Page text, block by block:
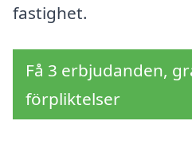
fastighet.
Få 3 erbjudanden,
förpliktelser